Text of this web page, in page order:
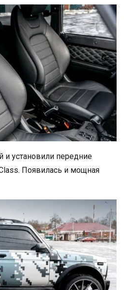
и установили передние
Появилась и мощная